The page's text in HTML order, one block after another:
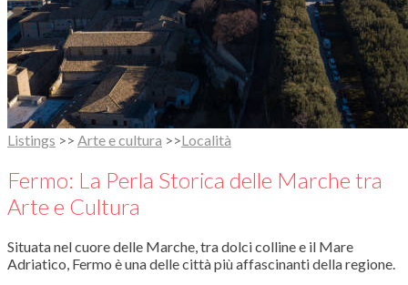
Listings >> Arte e cultura >>Località
Fermo: La Perla Storica delle Marche tra
Arte e Cultura
Situata nel cuore delle Marche, tra dolci colline e il Mare
Adriatico, Fermo è una delle città più affascinanti della regione.